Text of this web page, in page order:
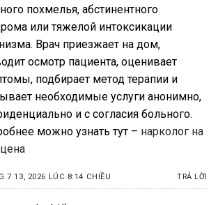
похмелья, абстинентного
или тяжелой интоксикации
Врач приезжает на дом,
осмотр пациента, оценивает
подбирает метод терапии и
необходимые услуги анонимно,
и с согласия больного.
можно узнать тут – нарколог на
7 13, 2026 LÚC 8:14 CHIỀU TRẢ LỜI